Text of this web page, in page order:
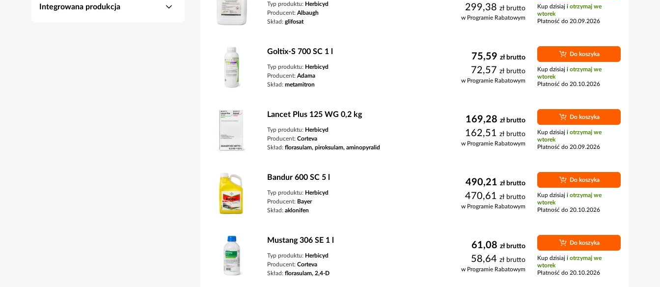
Integrowana produkcja Typ produktu: Herbicyd
Producent: Albaugh
Skład: glifosat
299,38 zł brutto
w Programie Rabatowym
Kup dzisiaj i otrzymaj we
wtorek
Płatność do 20.09.2026
Goltix-S 700 SC 1 l
Typ produktu: Herbicyd
Producent: Adama
Skład: metamitron
75,59 zł brutto
72,57 zł brutto
w Programie Rabatowym
Do koszyka
Kup dzisiaj i otrzymaj we
wtorek
Płatność do 20.10.2026
Lancet Plus 125 WG 0,2 kg
Typ produktu: Herbicyd
Producent: Corteva
Skład: florasulam, piroksulam, aminopyralid
169,28 zł brutto
162,51 zł brutto
w Programie Rabatowym
Do koszyka
Kup dzisiaj i otrzymaj we
wtorek
Płatność do 20.09.2026
Bandur 600 SC 5 l
Typ produktu: Herbicyd
Producent: Bayer
Skład: aklonifen
490,21 zł brutto
470,61 zł brutto
w Programie Rabatowym
Do koszyka
Kup dzisiaj i otrzymaj we
wtorek
Płatność do 20.10.2026
Mustang 306 SE 1 l
Typ produktu: Herbicyd
Producent: Corteva
Skład: florasulam, 2,4-D
61,08 zł brutto
58,64 zł brutto
w Programie Rabatowym
Do koszyka
Kup dzisiaj i otrzymaj we
wtorek
Płatność do 20.10.2026